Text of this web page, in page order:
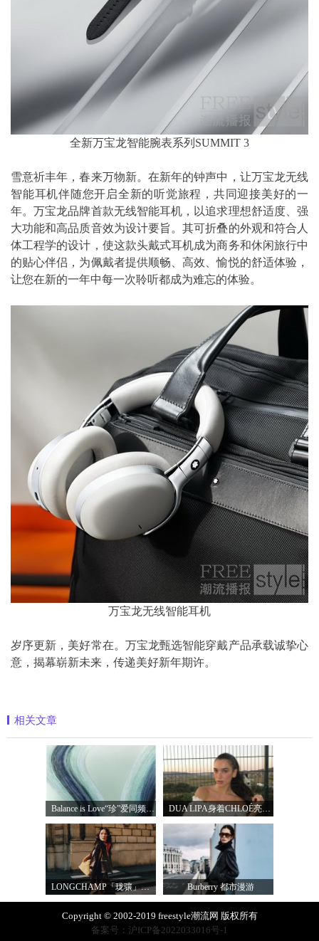
全新万宝龙智能腕表系列SUMMIT 3
雪意祈丰年，春来万物新。在新年的钟声中，让万宝龙无线
智能耳机伴随您开启全新的听觉旅程，共同迎接美好的一
年。万宝龙品牌首款无线智能耳机，以追求理想舒适度、强
大功能和高品质音效为设计要旨。其可折叠的外观和符合人
体工程学的设计，使这款头戴式耳机成为商务和休闲旅行中
的贴心伴侣，为佩戴者提供顺畅、高效、愉悦的舒适体验，
让您在新的一年中每一次聆听都成为难忘的体验。
万宝龙无线智能耳机
岁序更新，美好常在。万宝龙甄选智能穿戴产品承载诚挚心
意，揭幕崭新未来，传递美好新年期许。
相关文章
Balance is Love“珍”爱同频 耀启七夕 TASA DUA LIPA身着CHLOÉ亮相 2026 SUNNY HILL 音乐节
LONGCHAMP「珑骧」全新LE CADENCE 系列 奏响法 Burberry 都市漫游
Copyright © 2002-2019 freestyle潮流网 版权所有
备案号：沪ICP备2022033016号-1